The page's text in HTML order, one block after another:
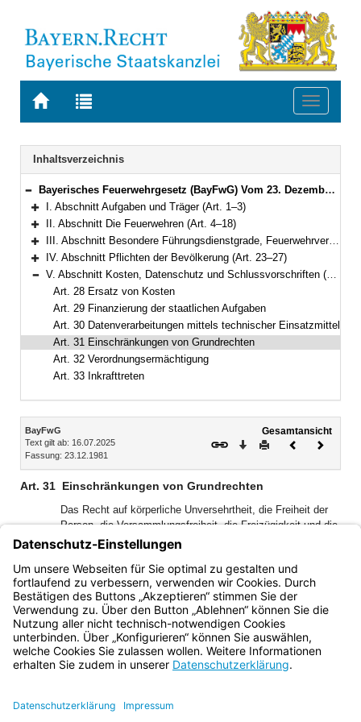
Zur
BAYERN.RECHT
Zur
letzten
Suche
Toggle
Navigation
Inhaltsverzeichnis
Bereich reduzieren
Bayerisches Feuerwehrgesetz (BayFwG) Vom 23. Dezember 1981 (BayRS III S. 630) BayRS 215-3-1-I (Art. 1–33)
Bereich erweitern
I. Abschnitt Aufgaben und Träger (Art. 1–3)
Bereich erweitern
II. Abschnitt Die Feuerwehren (Art. 4–18)
Bereich erweitern
III. Abschnitt Besondere Führungsdienstgrade, Feuerwehrverbände (Art. 19–22)
Bereich erweitern
IV. Abschnitt Pflichten der Bevölkerung (Art. 23–27)
Bereich reduzieren
V. Abschnitt Kosten, Datenschutz und Schlussvorschriften (Art. 28–33)
Art. 28 Ersatz von Kosten
Art. 29 Finanzierung der staatlichen Aufgaben
Art. 30 Datenverarbeitungen mittels technischer Einsatzmittel
Art. 31 Einschränkungen von Grundrechten
Art. 32 Verordnungsermächtigung
Art. 33 Inkrafttreten
Inhalt
BayFwG
Text gilt ab: 16.07.2025
Fassung: 23.12.1981
Gesamtansicht
Download
DruckenVorheriges
Art. 31 Einschränkungen von Grundrechten
Das Recht auf körperliche Unversehrtheit, die Freiheit der
Person, die Versammlungsfreiheit, die Freizügigkeit und die
Unverletzlichkeit der Wohnung können auf Grund dieses
Gesetzes eingeschränkt werden (Art. 2 Abs. 2 Satz 1 und
2, Art. 8 Abs. 2, Art. 11 und 13 des Grundgesetzes, Art.
102, 106 Abs. 3, Art. 109, 113 der Verfassung).
Bayern.de
BayernPortal
Impressum